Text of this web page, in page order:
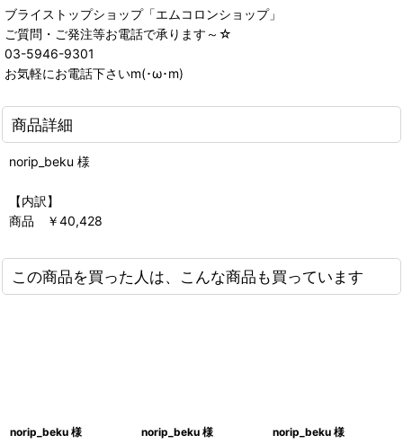
ブライストップショップ「エムコロンショップ」
ご質問・ご発注等お電話で承ります～☆
03-5946-9301
お気軽にお電話下さいm(･ω･m)
商品詳細
norip_beku 様
【内訳】
商品 ￥40,428
この商品を買った人は、こんな商品も買っています
norip_beku 様
norip_beku 様
norip_beku 様